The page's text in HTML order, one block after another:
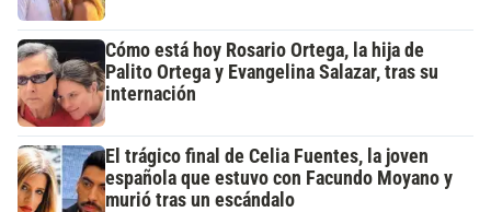
Cómo está hoy Rosario Ortega, la hija de
Palito Ortega y Evangelina Salazar, tras su
internación
El trágico final de Celia Fuentes, la joven
española que estuvo con Facundo Moyano y
murió tras un escándalo